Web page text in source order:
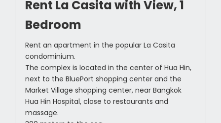
Rent La Casita with View, 1
Bedroom
Rent an apartment in the popular La Casita
condominium.
The complex is located in the center of Hua Hin,
next to the BluePort shopping center and the
Market Village shopping center, near Bangkok
Hua Hin Hospital, close to restaurants and
massage.